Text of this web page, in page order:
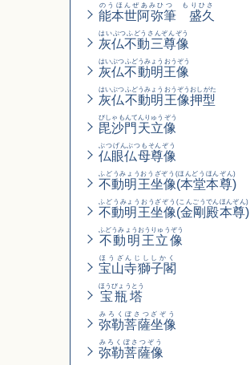
能本世阿弥筆 盛久
のうほんぜあみひつ もりひさ
灰仏不動三尊像
はいぶつふどうさんぞんぞう
灰仏不動明王像
はいぶつふどうみょうおうぞう
灰仏不動明王像押型
はいぶつふどうみょうおうぞうおしがた
毘沙門天立像
びしゃもんてんりゅうぞう
仏眼仏母尊像
ぶつげんぶつもそんぞう
不動明王坐像(本堂本尊)
ふどうみょうおうざぞう(ほんどうほんぞん)
不動明王坐像
ふどうみょうおうざぞう
(金剛殿本尊)
(こんごうでんほんぞん)
不動明王立像
ふどうみょうおうりゅうぞう
宝山寺獅子閣
ほうざんじししかく
宝瓶塔
ほうびょうとう
弥勒菩薩坐像
みろくぼさつざぞう
弥勒菩薩像
みろくぼさつぞう